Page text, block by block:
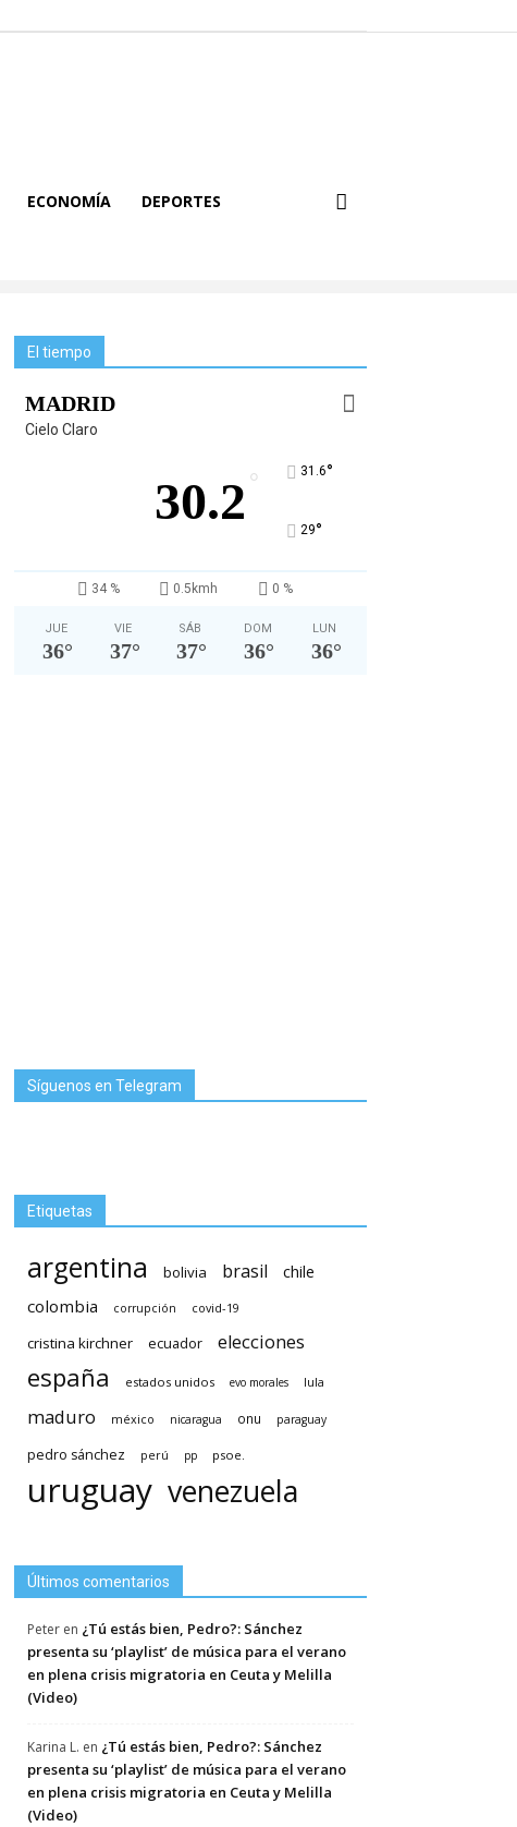
ECONOMÍA DEPORTES
El tiempo
MADRID
Cielo Claro
30.2 ° 31.6°
29°
34 % 0.5kmh 0 %
JUE
36°
VIE
37°
SÁB
37°
DOM
36°
LUN
36°
Síguenos en Telegram
Etiquetas
argentina bolivia brasil
chile
colombia
corrupción covid-19
cristina kirchner ecuador elecciones
españa estados unidos evo morales lula
maduro méxico nicaragua onu paraguay
pedro sánchez perú pp psoe.
uruguay venezuela
Últimos comentarios
Peter en ¿Tú estás bien, Pedro?: Sánchez
presenta su ‘playlist’ de música para el verano
en plena crisis migratoria en Ceuta y Melilla
(Video)
Karina L. en ¿Tú estás bien, Pedro?: Sánchez
presenta su ‘playlist’ de música para el verano
en plena crisis migratoria en Ceuta y Melilla
(Video)